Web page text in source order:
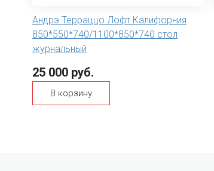
Андрэ Терраццо Лофт Калифорния
850*550*740/1100*850*740 стол
журнальный
25 000 руб.
В корзину